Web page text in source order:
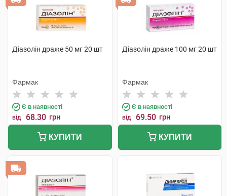
Діазолін драже 50 мг 20 шт
Фармак
Є в наявності
від 68.30 грн
КУПИТИ
Діазолін драже 100 мг 20 шт
Фармак
Є в наявності
від 69.50 грн
КУПИТИ